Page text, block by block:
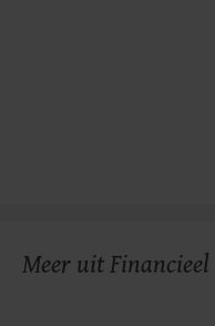
Meer uit Financieel